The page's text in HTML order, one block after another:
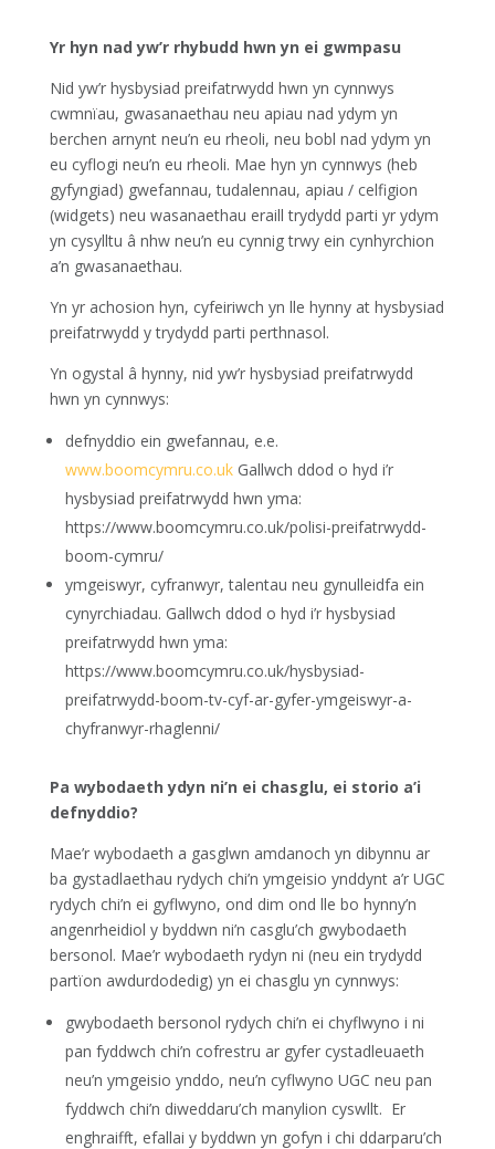
Yr hyn nad yw’r rhybudd hwn yn ei gwmpasu
Nid yw’r hysbysiad preifatrwydd hwn yn cynnwys
cwmnïau, gwasanaethau neu apiau nad ydym yn
berchen arnynt neu’n eu rheoli, neu bobl nad ydym yn
eu cyflogi neu’n eu rheoli. Mae hyn yn cynnwys (heb
gyfyngiad) gwefannau, tudalennau, apiau / celfigion
(widgets) neu wasanaethau eraill trydydd parti yr ydym
yn cysylltu â nhw neu’n eu cynnig trwy ein cynhyrchion
a’n gwasanaethau.
Yn yr achosion hyn, cyfeiriwch yn lle hynny at hysbysiad
preifatrwydd y trydydd parti perthnasol.
Yn ogystal â hynny, nid yw’r hysbysiad preifatrwydd
hwn yn cynnwys:
defnyddio ein gwefannau, e.e.
www.boomcymru.co.ukGallwch ddod o hyd i’r
hysbysiad preifatrwydd hwn yma:
https://www.boomcymru.co.uk/polisi-preifatrwydd-
boom-cymru/
ymgeiswyr, cyfranwyr, talentau neu gynulleidfa ein
cynyrchiadau. Gallwch ddod o hyd i’r hysbysiad
preifatrwydd hwn yma:
https://www.boomcymru.co.uk/hysbysiad-
preifatrwydd-boom-tv-cyf-ar-gyfer-ymgeiswyr-a-
chyfranwyr-rhaglenni/
Pa wybodaeth ydyn ni’n ei chasglu, ei storio a’i
defnyddio?
Mae’r wybodaeth a gasglwn amdanoch yn dibynnu ar
ba gystadlaethau rydych chi’n ymgeisio ynddynt a’r UGC
rydych chi’n ei gyflwyno, ond dim ond lle bo hynny’n
angenrheidiol y byddwn ni’n casglu’ch gwybodaeth
bersonol. Mae’r wybodaeth rydyn ni (neu ein trydydd
partïon awdurdodedig) yn ei chasglu yn cynnwys:
gwybodaeth bersonol rydych chi’n ei chyflwyno i ni
pan fyddwch chi’n cofrestru ar gyfer cystadleuaeth
neu’n ymgeisio ynddo, neu’n cyflwyno UGC neu pan
fyddwch chi’n diweddaru’ch manylion cyswllt. Er
enghraifft, efallai y byddwn yn gofyn i chi ddarparu’ch